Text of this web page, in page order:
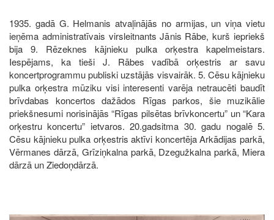
1935. gadā G. Helmanis atvaļinājās no armijas, un viņa vietu
ieņēma administratīvais virsleitnants Jānis Rābe, kurš iepriekš
bija 9. Rēzeknes kājnieku pulka orķestra kapelmeistars.
Iespējams, ka tieši J. Rābes vadībā orķestris ar savu
koncertprogrammu publiski uzstājās visvairāk. 5. Cēsu kājnieku
pulka orķestra mūziku visi interesenti varēja netraucēti baudīt
brīvdabas koncertos dažādos Rīgas parkos, šie muzikālie
priekšnesumi norisinājās “Rīgas pilsētas brīvkoncertu” un “Kara
orķestru koncertu” ietvaros. 20.gadsitma 30. gadu nogalē 5.
Cēsu kājnieku pulka orķestris aktīvi koncertēja Arkādijas parkā,
Vērmanes dārzā, Grīziņkalna parkā, Dzegužkalna parkā, Miera
dārzā un Ziedoņdārzā.